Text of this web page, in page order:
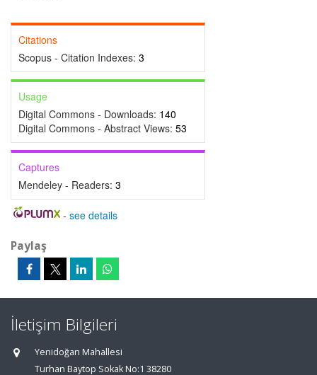
Citations
Scopus - Citation Indexes: 3
Usage
Digital Commons - Downloads: 140
Digital Commons - Abstract Views: 53
Captures
Mendeley - Readers: 3
- see details
Paylaş
İletişim Bilgileri
Yenidoğan Mahallesi
Turhan Baytop Sokak No:1 38280